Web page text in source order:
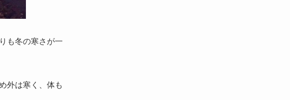
も冬の寒さが一
外は寒く、体も